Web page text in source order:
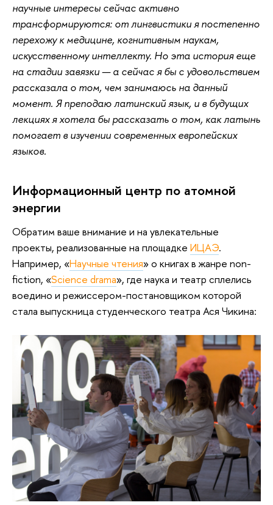
научные интересы сейчас активно
трансформируются: от лингвистики я постепенно
перехожу к медицине, когнитивным наукам,
искусственному интеллекту. Но эта история еще
на стадии завязки — а сейчас я бы с удовольствием
рассказала о том, чем занимаюсь на данный
момент. Я преподаю латинский язык, и в будущих
лекциях я хотела бы рассказать о том, как латынь
помогает в изучении современных европейских
языков.
Информационный центр по атомной
энергии
Обратим ваше внимание и на увлекательные
проекты, реализованные на площадке ИЦАЭ.
Например, «Научные чтения» о книгах в жанре non-
fiction, «Science drama», где наука и театр сплелись
воедино и режиссером-постановщиком которой
стала выпускница студенческого театра Ася Чикина: